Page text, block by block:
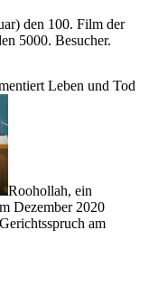
den 100. Film der
5000. Besucher.
Leben und Tod
Roohollah, ein
Dezember 2020
am